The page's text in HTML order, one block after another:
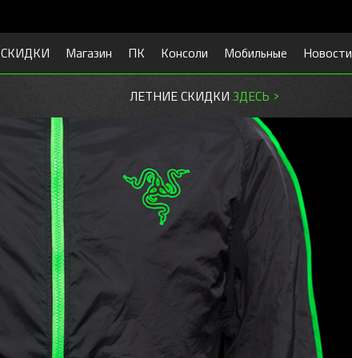
СКИДКИ Магазин ПК Консоли Мобильные Новости
ЛЕТНИЕ СКИДКИ ЗДЕСЬ >